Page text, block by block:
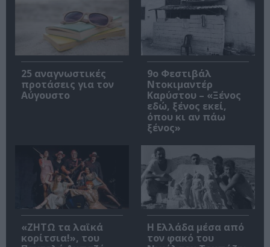
25 αναγνωστικές
προτάσεις για τον
Αύγουστο
9ο Φεστιβάλ
Ντοκιμαντέρ
Καρύστου – «Ξένος
εδώ, ξένος εκεί,
όπου κι αν πάω
ξένος»
«ΖΗΤΩ τα λαϊκά
κορίτσια!», του
Η Ελλάδα μέσα από
τον φακό του